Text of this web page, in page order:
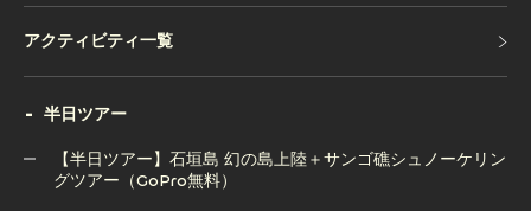
アクティビティ一覧
半日ツアー
【半日ツアー】石垣島 幻の島上陸＋サンゴ礁シュノーケリン
グツアー（GoPro無料）